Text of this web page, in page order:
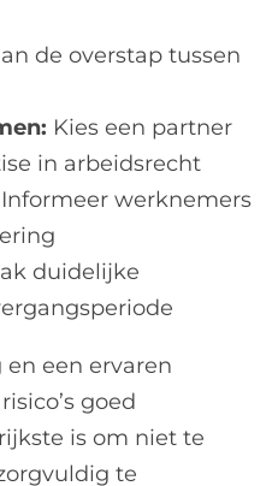
de overstap tussen
Kies een partner
in arbeidsrecht
Informeer werknemers
duidelijke
een ervaren
goed
is om niet te
te